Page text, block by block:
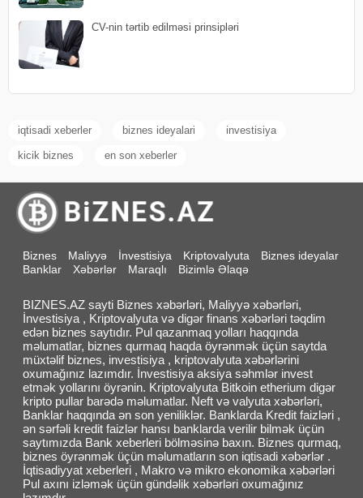
CV-nin tərtib edilməsi prinsipləri
iqtisadi xeberler biznes ideyalari investisiya
kicik biznes en son xeberler
Biznes Maliyyə İnvestisiya Kriptovalyuta
Biznes ideyalar
Banklar
Xəbərlər Maraqlı Bizimlə Əlaqə
BIZNES.AZ sayti Biznes xəbərləri, Maliyyə xəbərləri,
İnvestisiya , Kriptovalyuta və digər finans xəbərləri təqdim
edən biznes saytıdır. Pul qazanmaq yolları haqqında
məlumatlar, biznes qurmaq haqda öyrənmək üçün saytda
müxtəlif biznes, investisiya , kriptovalyuta xəbərlərini
oxumağınız lazımdır. İnvestisiya aksiya səhmlər invest
etmək yollarını öyrənin. Kriptovalyuta Bitkoin etherium digər
kripto pullar barədə məlumatlar. Neft və valyuta xəbərləri,
Banklar haqqında ən son yeniliklər. Banklarda Kredit faizləri ,
ən sərfəli kredit faizlər hansı banklarda verilir bilmək üçün
saytımızda Bank xeberleri bölməsinə baxın. Biznes qurmaq,
biznes öyrənmək üçün məlumatların son iqtisadi xəbərlər .
İqtisadiyyat xeberleri , Makro və mikro ekonomika xəbərləri
Pul axını izləmək üçün gündəlik xəbərləri oxumağınız